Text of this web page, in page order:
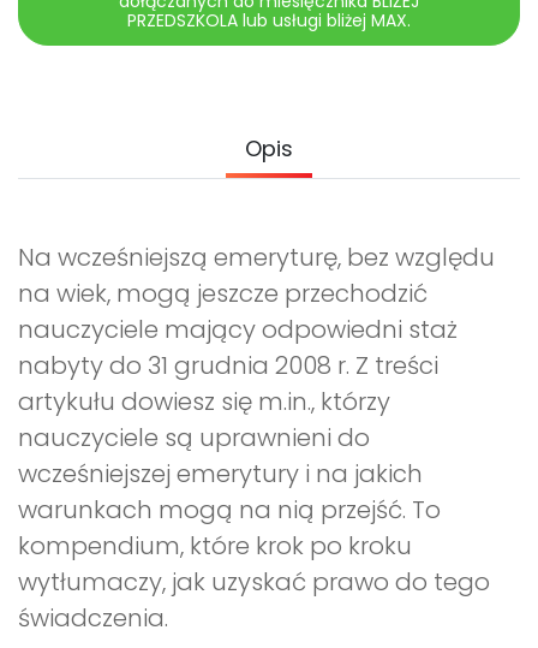
Archiwalne numery
PRZEDSZKOLA lub usługi bliżej MAX.
Opis
Na wcześniejszą emeryturę, bez względu
na wiek, mogą jeszcze przechodzić
nauczyciele mający odpowiedni staż
nabyty do 31 grudnia 2008 r. Z treści
artykułu dowiesz się m.in., którzy
nauczyciele są uprawnieni do
wcześniejszej emerytury i na jakich
warunkach mogą na nią przejść. To
kompendium, które krok po kroku
wytłumaczy, jak uzyskać prawo do tego
świadczenia.